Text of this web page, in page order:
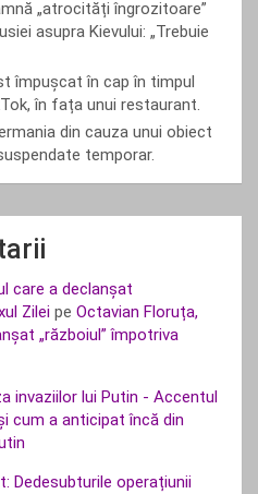
„atrocități îngrozitoare”
asupra Kievului: „Trebuie
împușcat în cap în timpul
în fața unui restaurant.
din cauza unui obiect
temporar.
care a declanșat
Zilei pe Octavian Floruța,
„războiul” împotriva
invaziilor lui Putin - Accentul
cum a anticipat încă din
Dedesubturile operațiunii